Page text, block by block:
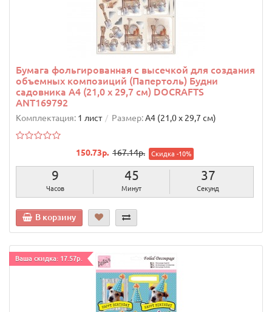
Бумага фольгированная с высечкой для создания
объемных композиций (Папертоль) Будни
садовника А4 (21,0 х 29,7 см) DOCRAFTS
ANT169792
Комплектация: 1 лист Размер:А4 (21,0 х 29,7 см)
150.73р. 167.14р. Скидка -10%
9
Часов
45
Минут
36
Секунд
В корзину
Ваша скидка: 17.57р.